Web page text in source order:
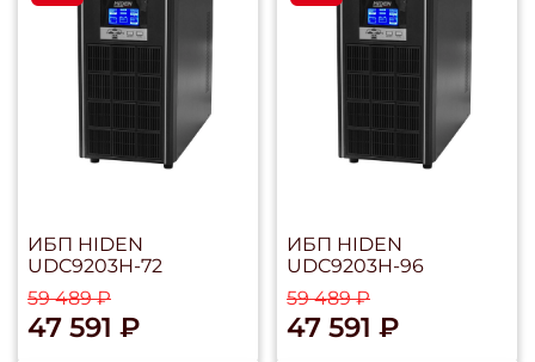
ИБП HIDEN
UDC9203H-72
59 489 ₽
47 591 ₽
ИБП HIDEN
UDC9203H-96
59 489 ₽
47 591 ₽